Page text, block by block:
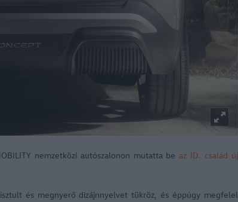
nemzetközi autószalonon mutatta be az ID. család új
és megnyerő dizájnnyelvet tükröz, és éppúgy megfelel